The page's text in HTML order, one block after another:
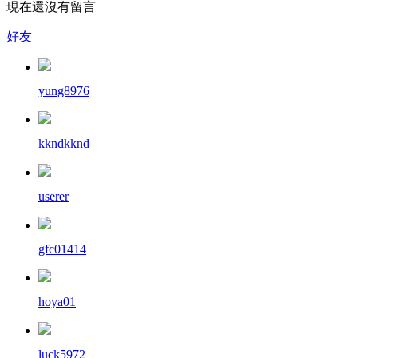
現在還沒有留言
好友
yung8976
kkndkknd
userer
gfc01414
hoya01
luck5972